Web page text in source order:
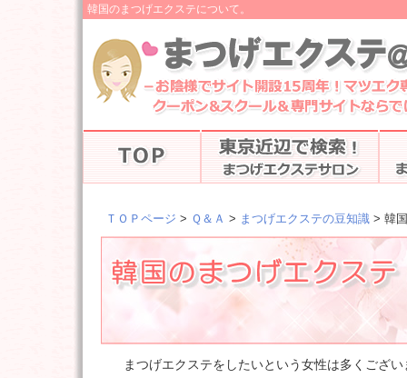
韓国のまつげエクステについて。
ＴＯＰページ > Ｑ＆Ａ > まつげエクステの豆知識 > 韓
まつげエクステをしたいという女性は多くござい